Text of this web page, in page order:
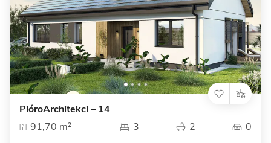
PióroArchitekci – 14
91,70 m²
3 2 0